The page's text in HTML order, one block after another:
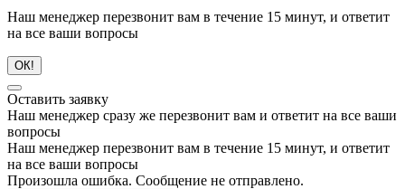
Наш менеджер перезвонит вам в течение 15 минут, и ответит
на все ваши вопросы
ОК!
Оставить заявку
Наш менеджер сразу же перезвонит вам и ответит на все ваши
вопросы
Наш менеджер перезвонит вам в течение 15 минут, и ответит
на все ваши вопросы
Произошла ошибка. Сообщение не отправлено.